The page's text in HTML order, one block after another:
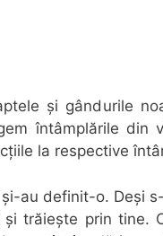
și gândurile
întâmplările din
la respective
au definit-o. Deși
trăiește prin tine.